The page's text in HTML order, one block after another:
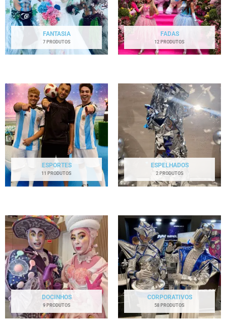
FANTASIA
7 PRODUTOS
FADAS
12 PRODUTOS
ESPORTES
11 PRODUTOS
ESPELHADOS
2 PRODUTOS
DOCINHOS
9 PRODUTOS
CORPORATIVOS
58 PRODUTOS